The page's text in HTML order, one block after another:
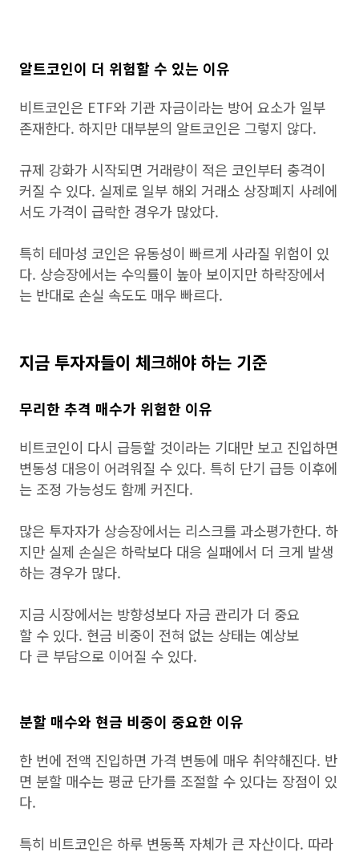
알트코인이 더 위험할 수 있는 이유
비트코인은 ETF와 기관 자금이라는 방어 요소가 일부
존재한다. 하지만 대부분의 알트코인은 그렇지 않다.
규제 강화가 시작되면 거래량이 적은 코인부터 충격이
커질 수 있다. 실제로 일부 해외 거래소 상장폐지 사례에
서도 가격이 급락한 경우가 많았다.
특히 테마성 코인은 유동성이 빠르게 사라질 위험이 있
다. 상승장에서는 수익률이 높아 보이지만 하락장에서
는 반대로 손실 속도도 매우 빠르다.
지금 투자자들이 체크해야 하는 기준
무리한 추격 매수가 위험한 이유
비트코인이 다시 급등할 것이라는 기대만 보고 진입하면
변동성 대응이 어려워질 수 있다. 특히 단기 급등 이후에
는 조정 가능성도 함께 커진다.
많은 투자자가 상승장에서는 리스크를 과소평가한다. 하
지만 실제 손실은 하락보다 대응 실패에서 더 크게 발생
하는 경우가 많다.
지금 시장에서는 방향성보다 자금 관리가 더 중요
할 수 있다. 현금 비중이 전혀 없는 상태는 예상보
다 큰 부담으로 이어질 수 있다.
분할 매수와 현금 비중이 중요한 이유
한 번에 전액 진입하면 가격 변동에 매우 취약해진다. 반
면 분할 매수는 평균 단가를 조절할 수 있다는 장점이 있
다.
특히 비트코인은 하루 변동폭 자체가 큰 자산이다. 따라